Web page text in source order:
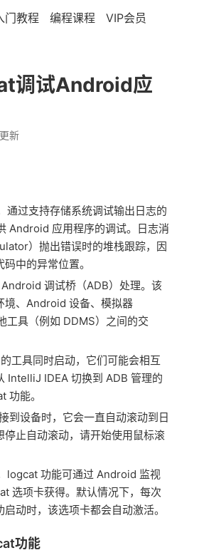
门教程 编程课程 VIP会员
调试Android应
新
通过支持存储系统调试输出日志的
Android 应用程序的调试。日志消
）抛出错误时的堆栈跟踪，因
中的异常位置。
调试桥（ADB）处理。该
境、Android 设备、模拟器
工具（例如 DDMS）之间的交
工具同时启动，它们可能会相互
IntelliJ IDEA 切换到 ADB 管理的
功能。
到设备时，它会一直自动滚动到日
停止自动滚动，请开始使用鼠标滚
logcat 功能可通过 Android 监视
选项卡获得。默认情况下，每次
动时，该选项卡都会自动激活。
功能